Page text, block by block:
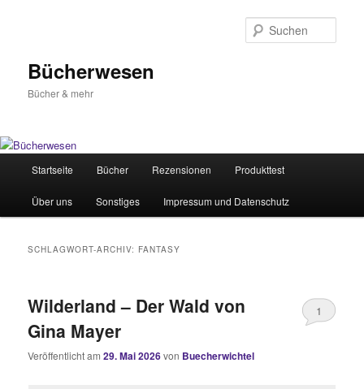
Bücherwesen
Bücher & mehr
Startseite Bücher Rezensionen Produkttest
Über uns Sonstiges Impressum und Datenschutz
SCHLAGWORT-ARCHIV: FANTASY
Wilderland – Der Wald von
Gina Mayer
Veröffentlicht am29. Mai 2026von Buecherwichtel
1